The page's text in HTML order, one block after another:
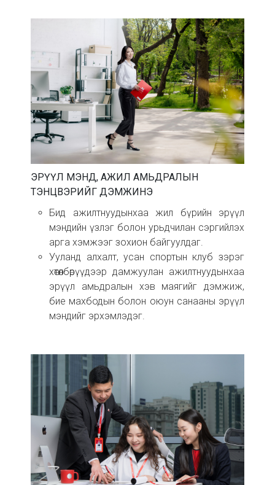
ЭРҮҮЛ МЭНД, АЖИЛ АМЬДРАЛЫН
ТЭНЦВЭРИЙГ ДЭМЖИНЭ
Бид ажилтнуудынхаа жил бүрийн эрүүл
мэндийн үзлэг болон урьдчилан сэргийлэх
арга хэмжээг зохион байгуулдаг.
Ууланд алхалт, усан спортын клуб зэрэг
хөтөлбөрүүдээр дамжуулан ажилтнуудынхаа
эрүүл амьдралын хэв маягийг дэмжиж,
бие махбодын болон оюун санааны эрүүл
мэндийг эрхэмлэдэг.